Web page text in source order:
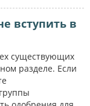
вступить в
существующих
разделе. Если